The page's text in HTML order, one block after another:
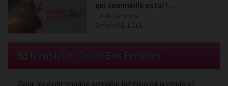
qui sommeille en toi !...
Newsletter Torah-Box Femmes
Pour recevoir chaque semaine les nouveaux cours et